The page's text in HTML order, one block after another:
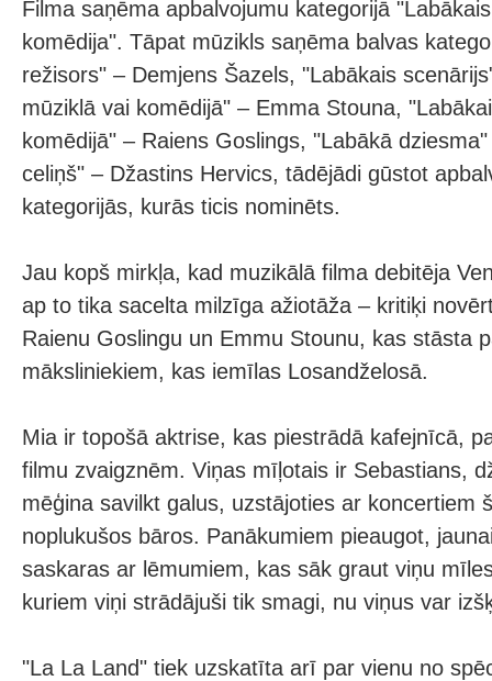
Filma saņēma apbalvojumu kategorijā
komēdija". Tāpat mūzikls saņēma balvas
režisors" – Demjens Šazels, "Labākais
mūziklā vai komēdijā" – Emma Stouna,
komēdijā" – Raiens Goslings, "Labākā
celiņš" – Džastins Hervics, tādējādi gūstot
kategorijās, kurās ticis nominēts.
Jau kopš mirkļa, kad muzikālā filma debitēja
ap to tika sacelta milzīga ažiotāža – kritiķi
Raienu Goslingu un Emmu Stounu, kas stāsta
māksliniekiem, kas iemīlas Losandželosā.
Mia ir topošā aktrise, kas piestrādā kafejnīcā,
filmu zvaigznēm. Viņas mīļotais ir Sebastians,
mēģina savilkt galus, uzstājoties ar koncertiem
noplukušos bāros. Panākumiem pieaugot,
saskaras ar lēmumiem, kas sāk graut viņu
kuriem viņi strādājuši tik smagi, nu viņus var
"La La Land" tiek uzskatīta arī par vienu no